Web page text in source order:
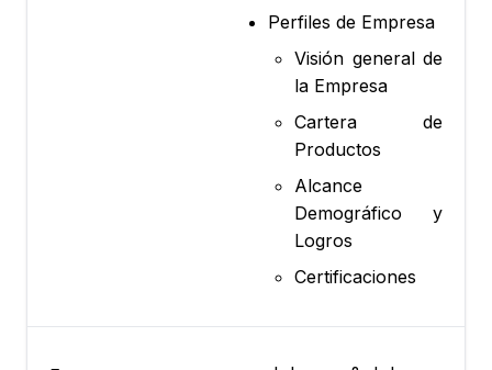
Perfiles de Empresa
Visión general de
la Empresa
Cartera de
Productos
Alcance
Demográfico y
Logros
Certificaciones